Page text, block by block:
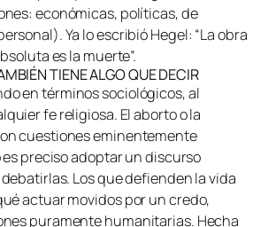
económicas, políticas, de
Ya lo escribió Hegel: “La obra
es la muerte”.
TIENE ALGO QUE DECIR
en términos sociológicos, al
fe religiosa. El aborto o la
cuestiones eminentemente
es preciso adoptar un discurso
Los que defienden la vida
actuar movidos por un credo,
puramente humanitarias. Hecha